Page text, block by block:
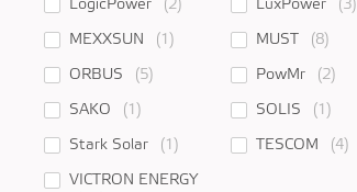
LogicPower (2) LuxPower (3)
MEXXSUN (1) MUST (8)
ORBUS (5) PowMr (2)
SAKO (1) SOLIS (1)
Stark Solar (1) TESCOM (4)
VICTRON ENERGY